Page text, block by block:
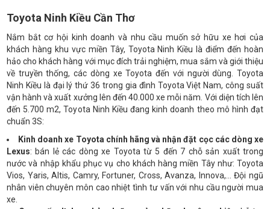
Toyota Ninh Kiều Cần Thơ
Nắm bắt cơ hội kinh doanh và nhu cầu muốn sở hữu xe hơi của
khách hàng khu vực miền Tây, Toyota Ninh Kiều là điểm đến hoàn
hảo cho khách hàng với mục đích trải nghiệm, mua sắm và giới thiệu
về truyền thống, các dòng xe Toyota đến với người dùng. Toyota
Ninh Kiều là đại lý thứ 36 trong gia đình Toyota Việt Nam, công suất
vận hành và xuất xưởng lên đến 40.000 xe mỗi năm. Với diện tích lên
đến 5.700 m2, Toyota Ninh Kiều đang kinh doanh theo mô hình đạt
chuẩn 3S:
Kinh doanh xe Toyota chính hãng và nhận đặt cọc các dòng xe
Lexus: bán lẻ các dòng xe Toyota từ 5 đến 7 chỗ sản xuất trong
nước và nhập khẩu phục vụ cho khách hàng miền Tây như: Toyota
Vios, Yaris, Altis, Camry, Fortuner, Cross, Avanza, Innova,... Đội ngũ
nhân viên chuyên môn cao nhiệt tình tư vấn với nhu cầu người mua
xe.